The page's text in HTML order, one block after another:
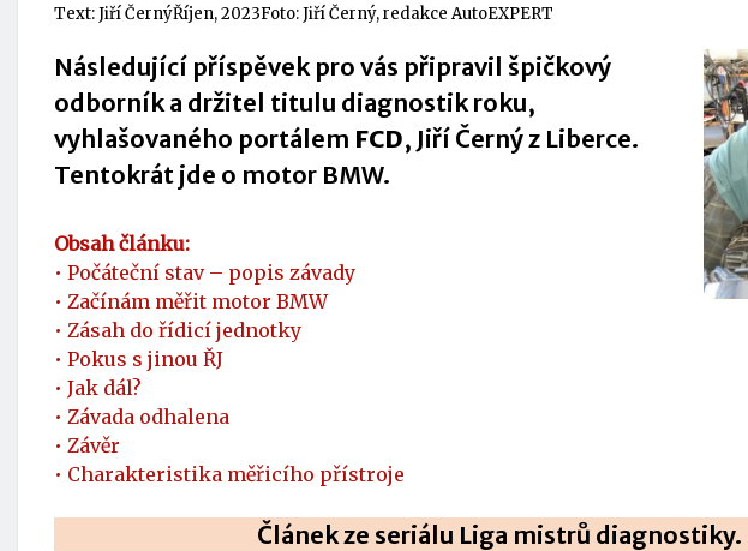
Text:Jiří ČernýŘíjen, 2023Foto: Jiří Černý, redakce AutoEXPERT
Následující příspěvek pro vás připravil špičkový
odborník a držitel titulu diagnostik roku,
vyhlašovaného portálem FCD, Jiří Černý z Liberce.
Tentokrát jde o motor BMW.
Obsah článku:
• Počáteční stav – popis závady
• Začínám měřit motor BMW
• Zásah do řídicí jednotky
• Pokus s jinou ŘJ
• Jak dál?
• Závada odhalena
• Závěr
• Charakteristika měřicího přístroje
Článek ze seriálu Liga mistrů diagnostiky.